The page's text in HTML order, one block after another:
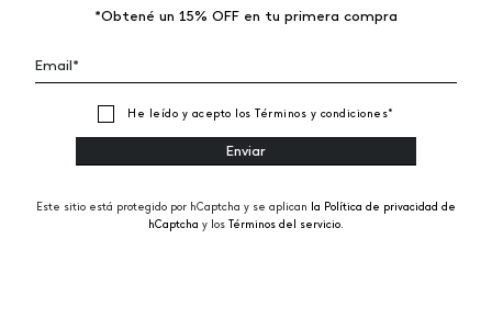
*Obtené un 15% OFF en tu primera compra
He leído y acepto los Términos y condiciones*
Este sitio está protegido por hCaptcha y se aplican la Política de privacidad de
hCaptcha y los Términos del servicio.